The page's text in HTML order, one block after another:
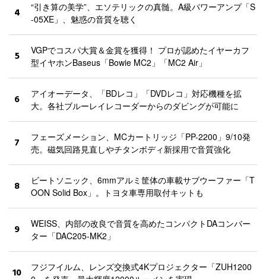
4
“引き算の美学”、エソテリックの真髄。A級パワーアンプ「S
-05XE」、魅惑の音質を聴く
5
VGPでコスパ大賞＆金賞を獲得！ プロが認めたイヤーカフ
型イヤホンBaseus「Bowie MC2」「MC2 Air」
6
アイオーデータ、「BDレコ」「DVDレコ」対応機種を拡
大。各社ブルーレイレコーダーからのダビングが可能に
7
フェーズメーション、MCカートリッジ「PP-2200」9/10発
売。磁気回路見直しやチタンボディ新採用で音質強化
8
ビートソニック、6mmアルミ筐体の車載サブウーファー「T
OON Solid Box」。トヨタ車専用取付キットも
9
WEISS、内部の改良で音質を高めたコンパクトDAコンバー
ター「DAC205-MK2」
10
フジフイルム、レンズ交換式4Kプロジェクター「ZUH1200